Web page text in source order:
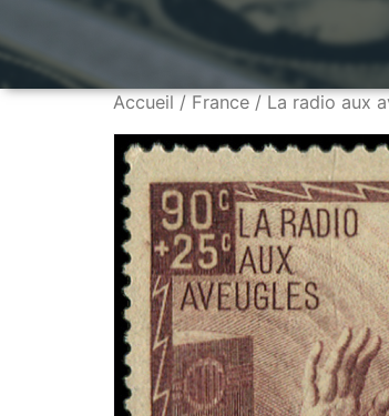
Accueil/France/ La radio aux